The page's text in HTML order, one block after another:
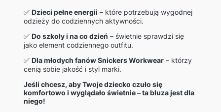
✅ Dzieci pełne energii – które potrzebują wygodnej
odzieży do codziennych aktywności.
✅ Do szkoły i na co dzień – świetnie sprawdzi się
jako element codziennego outfitu.
✅ Dla młodych fanów Snickers Workwear – którzy
cenią sobie jakość i styl marki.
Jeśli chcesz, aby Twoje dziecko czuło się
komfortowo i wyglądało świetnie – ta bluza jest dla
niego!